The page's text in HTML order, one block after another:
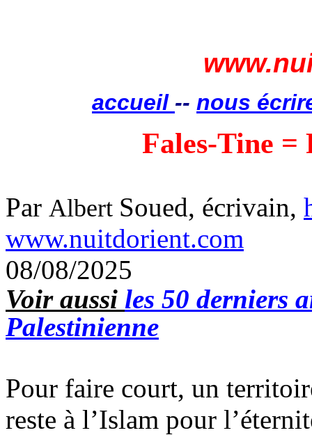
accueil -- nous
Fales-Tine =
Par Albert Soued, écrivain,
www.nuitdorient.com
08/08/2025
Voir aussi les 50 derniers
Palestinienne
Pour faire court, un
reste à l’Islam pour